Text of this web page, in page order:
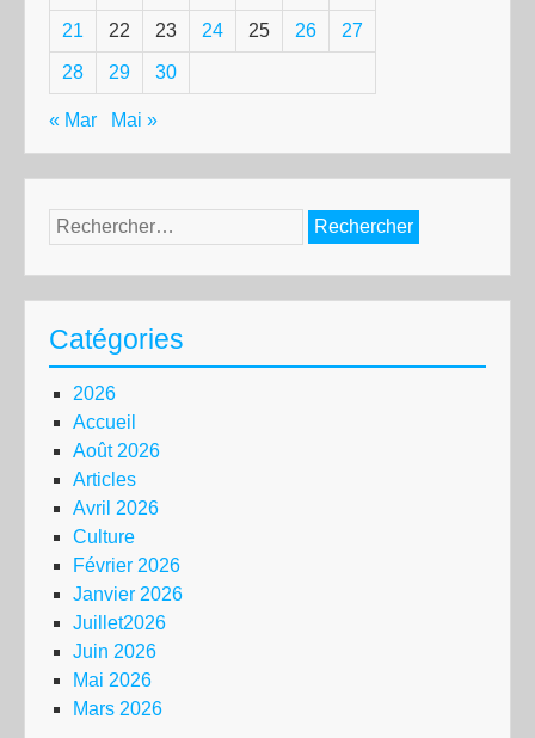
21 22 23 24 25 26 27
28 29 30
« Mar Mai »
Rechercher :
Catégories
2026
Accueil
Août 2026
Articles
Avril 2026
Culture
Février 2026
Janvier 2026
Juillet2026
Juin 2026
Mai 2026
Mars 2026